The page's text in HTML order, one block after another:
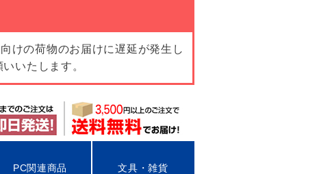
けの荷物のお届けに遅延が発生し
いたします。
PC関連商品 文具・雑貨